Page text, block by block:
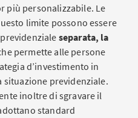
più personalizzabile. Le
limite possono essere
separata, la
permette alle persone
d’investimento in
previdenziale.
inoltre di sgravare il
standard